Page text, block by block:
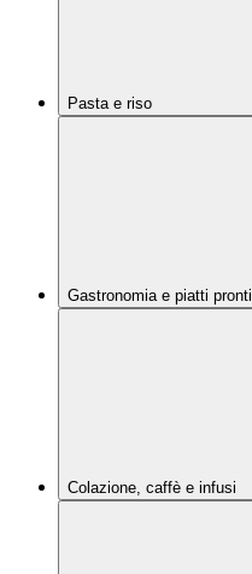
Pasta e riso
Gastronomia e piatti pronti
Colazione, caffè e infusi